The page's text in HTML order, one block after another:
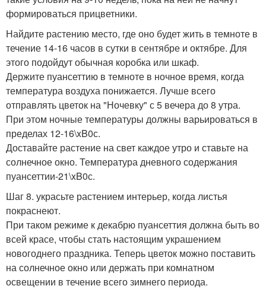
формироваться прицветники.
Найдите растению место, где оно будет жить в темноте в
течение 14-16 часов в сутки в сентябре и октябре. Для
этого подойдут обычная коробка или шкаф.
Держите пуансеттию в темноте в ночное время, когда
температура воздуха понижается. Лучше всего
отправлять цветок на "Ночевку" с 5 вечера до 8 утра.
При этом ночные температуры должны варьироваться в
пределах 12-16\xB0с.
Доставайте растение на свет каждое утро и ставьте на
солнечное окно. Температура дневного содержания
пуансеттии-21\xB0с.
Шаг 8. украсьте растением интерьер, когда листья
покраснеют.
При таком режиме к декабрю пуансеттия должна быть во
всей красе, чтобы стать настоящим украшением
новогоднего праздника. Теперь цветок можно поставить
на солнечное окно или держать при комнатном
освещении в течение всего зимнего периода.